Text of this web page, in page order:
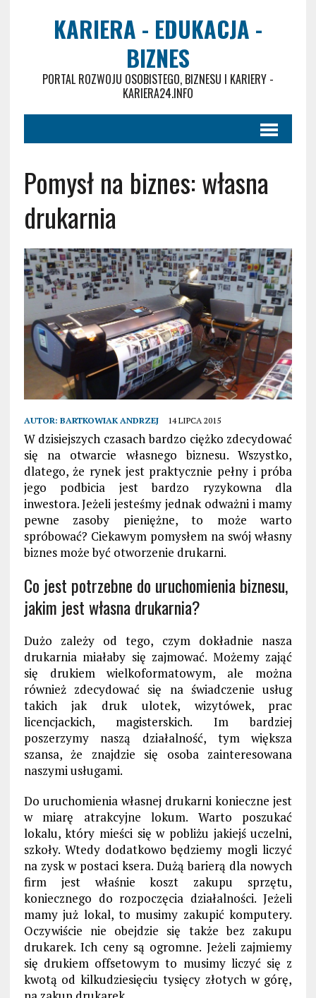
KARIERA - EDUKACJA -
BIZNES
PORTAL ROZWOJU OSOBISTEGO, BIZNESU I KARIERY -
KARIERA24.INFO
Pomysł na biznes: własna
drukarnia
AUTOR: BARTKOWIAK ANDRZEJ 14 LIPCA 2015
W dzisiejszych czasach bardzo ciężko zdecydować
się na otwarcie własnego biznesu. Wszystko,
dlatego, że rynek jest praktycznie pełny i próba
jego podbicia jest bardzo ryzykowna dla
inwestora. Jeżeli jesteśmy jednak odważni i mamy
pewne zasoby pieniężne, to może warto
spróbować? Ciekawym pomysłem na swój własny
biznes może być otworzenie drukarni.
Co jest potrzebne do uruchomienia biznesu,
jakim jest własna drukarnia?
Dużo zależy od tego, czym dokładnie nasza
drukarnia miałaby się zajmować. Możemy zająć
się drukiem wielkoformatowym, ale można
również zdecydować się na świadczenie usług
takich jak druk ulotek, wizytówek, prac
licencjackich, magisterskich. Im bardziej
poszerzymy naszą działalność, tym większa
szansa, że znajdzie się osoba zainteresowana
naszymi usługami.
Do uruchomienia własnej drukarni konieczne jest
w miarę atrakcyjne lokum. Warto poszukać
lokalu, który mieści się w pobliżu jakiejś uczelni,
szkoły. Wtedy dodatkowo będziemy mogli liczyć
na zysk w postaci ksera. Dużą barierą dla nowych
firm jest właśnie koszt zakupu sprzętu,
koniecznego do rozpoczęcia działalności. Jeżeli
mamy już lokal, to musimy zakupić komputery.
Oczywiście nie obejdzie się także bez zakupu
drukarek. Ich ceny są ogromne. Jeżeli zajmiemy
się drukiem offsetowym to musimy liczyć się z
kwotą od kilkudziesięciu tysięcy złotych w górę,